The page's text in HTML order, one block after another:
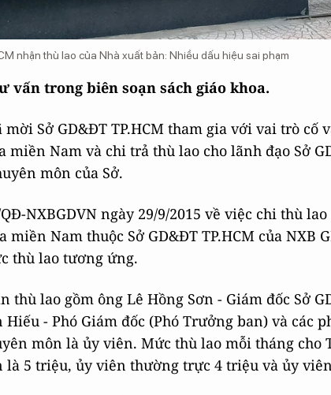
nhận thù lao của Nhà xuất bản: Nhiều dấu hiệu sai phạm
vấn trong biên soạn sách giáo khoa.
mời Sở GD&ĐT TP.HCM tham gia với vai trò cố
miền Nam và chi trả thù lao cho lãnh đạo Sở
môn của Sở.
NXBGDVN ngày 29/9/2015 về việc chi thù
miền Nam thuộc Sở GD&ĐT TP.HCM của NXB
thù lao tương ứng.
thù lao gồm ông Lê Hồng Sơn - Giám đốc Sở
Hiếu - Phó Giám đốc (Phó Trưởng ban) và các
môn là ủy viên. Mức thù lao mỗi tháng cho
là 5 triệu, ủy viên thường trực 4 triệu và ủy